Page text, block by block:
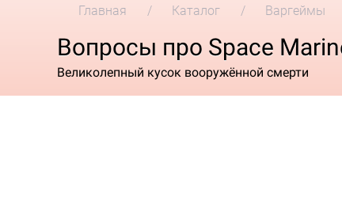
Главная Каталог Варгеймы
Вопросы про Space
Великолепный кусок вооружённой смерти